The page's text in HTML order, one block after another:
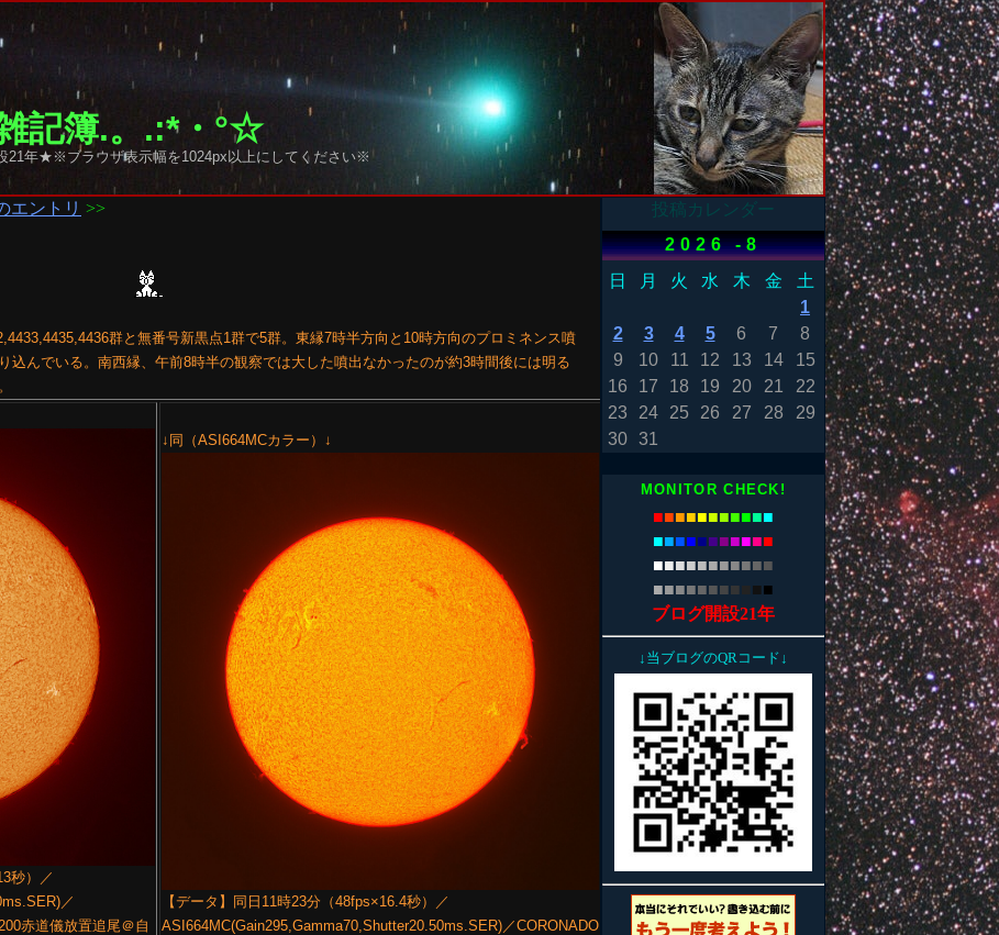
記簿.。.:*・°☆
21年★※ブラウザ表示幅を1024px以上にしてください※
エントリ >>
群と無番号新黒点1群で5群。東縁7時半方向と10時方向のプロミネンス噴
込んでいる。南西縁、午前8時半の観察では大した噴出なかったのが約3時間後には明る
秒）／
／
赤道儀放置追尾＠自
↓同（ASI664MCカラー）↓
【データ】同日11時23分（48fps×16.4秒）／
ASI664MC(Gain295,Gamma70,Shutter20.50ms.SER)／CORONADO
投稿カレンダー
2026 -8
日
月 火 水 木 金
土
1
2
3 4 5 6 7
8
9
10 11 12 13 14
15
16
17 18 19 20 21
22
23
24 25 26 27 28
29
30 31
MONITOR CHECK!
■■■■■■■■■■■
■■■■■■■■■■■
■■■■■■■■■■■
■■■■■■■■ ■■
ブログ開設21年
↓当ブログのQRコード↓